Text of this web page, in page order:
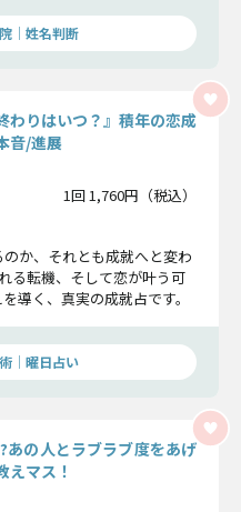
│姓名判断
わりはいつ？』積年の恋成
音/進展
1回 1,760円（税込）
か、それとも成就へと変わ
る転機、そして恋が叶う可
導く、真実の成就占です。
│曜日占い
あの人とラブラブ度をあげ
えマス！